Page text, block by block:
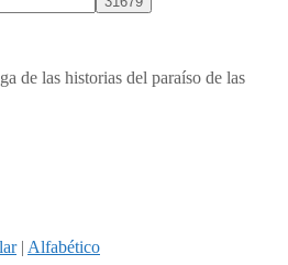
de las historias del paraíso de las
| Alfabético